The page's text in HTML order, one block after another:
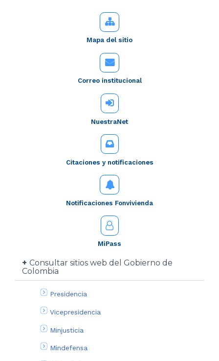
Mapa del sitio
Correo institucional
NuestraNet
Citaciones y notificaciones
Notificaciones Fonvivienda
MiPass
Consultar sitios web del Gobierno de
Colombia
Presidencia
Vicepresidencia
Minjusticia
Mindefensa